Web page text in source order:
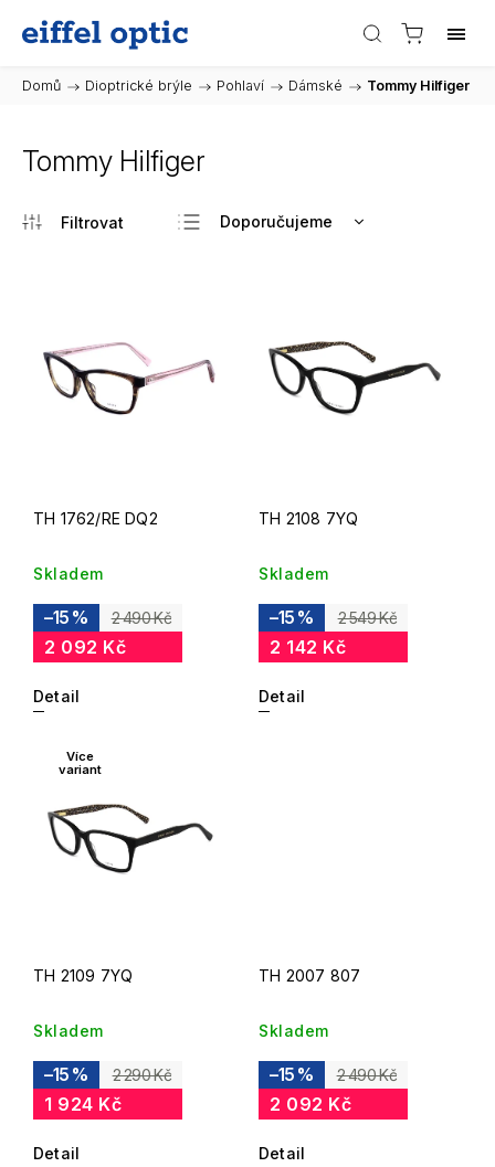
Domů / Dioptrické brýle / Pohlaví / Dámské / Tommy Hilfiger
Tommy Hilfiger
Doporučujeme
Abecedně
TH 1762/RE DQ2
Skladem
2 490 Kč
–15 %
2 092 Kč
Detail
TH 2108 7YQ
Skladem
2 549 Kč
–15 %
2 142 Kč
Detail
Více
variant
TH 2109 7YQ
Skladem
2 290 Kč
–15 %
1 924 Kč
Detail
TH 2007 807
Skladem
2 490 Kč
–15 %
2 092 Kč
Detail